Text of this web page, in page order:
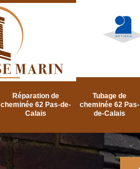
Réparation de
cheminée 62 Pas-de-
Calais
Tubage de
cheminée 62 Pas-
de-Calais